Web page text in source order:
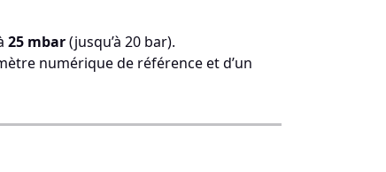
25 mbar(jusqu’à 20 bar).
numérique de référence et d’un